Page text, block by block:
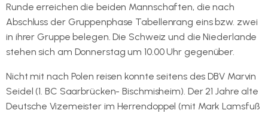
Runde erreichen die beiden Mannschaften, die nach
Abschluss der Gruppenphase Tabellenrang eins bzw. zwei
in ihrer Gruppe belegen. Die Schweiz und die Niederlande
stehen sich am Donnerstag um 10.00 Uhr gegenüber.
Nicht mit nach Polen reisen konnte seitens des DBV Marvin
Seidel (1. BC Saarbrücken- Bischmisheim). Der 21 Jahre alte
Deutsche Vizemeister im Herrendoppel (mit Mark Lamsfuß